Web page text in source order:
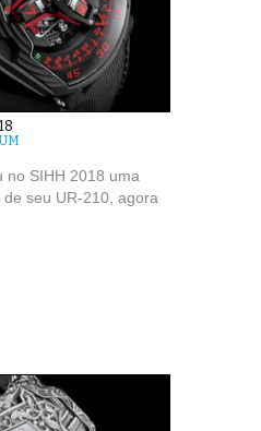
no SIHH 2018 uma
seu UR-210, agora